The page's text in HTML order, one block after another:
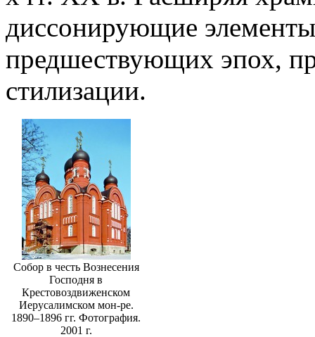
диссонирующие
предшествующих эпох,
стилизации.
Собор в честь Вознесения
Господня в
Крестовоздвиженском
Иерусалимском мон-ре.
1890–1896 гг. Фотография.
2001 г.